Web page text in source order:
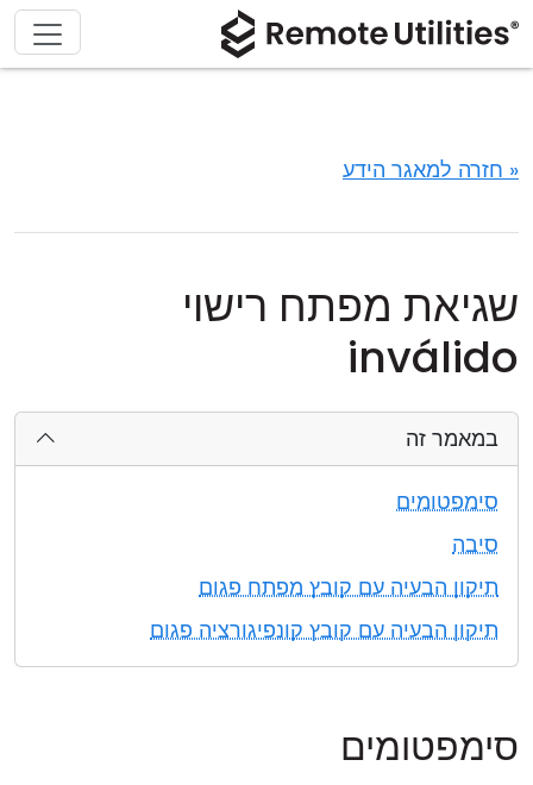
« חזרה למאגר הידע
שגיאת מפתח רישוי
inválido
במאמר זה
סימפטומים
סיבה
תיקון הבעיה עם קובץ מפתח פגום
תיקון הבעיה עם קובץ קונפיגורציה פגום
סימפטומים